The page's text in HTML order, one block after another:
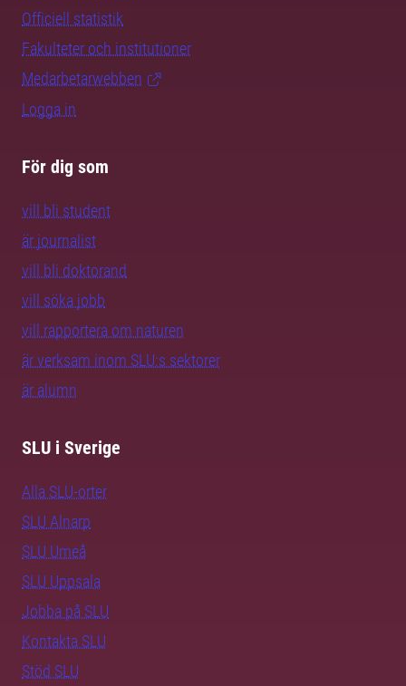
Officiell statistik
Fakulteter och institutioner
Medarbetarwebben
Logga in
För dig som
vill bli student
är journalist
vill bli doktorand
vill söka jobb
vill rapportera om naturen
är verksam inom SLU:s sektorer
är alumn
SLU i Sverige
Alla SLU-orter
SLU Alnarp
SLU Umeå
SLU Uppsala
Jobba på SLU
Kontakta SLU
Stöd SLU